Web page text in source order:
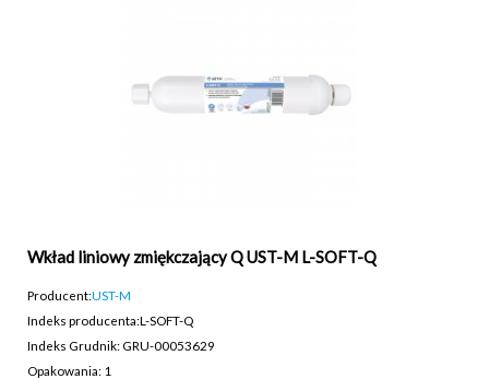
Wkład liniowy zmiękczający Q UST-M L-SOFT-Q
Producent:UST-M
Indeks producenta:L-SOFT-Q
Indeks Grudnik: GRU-00053629
Opakowania: 1